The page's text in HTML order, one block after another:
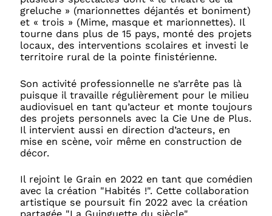
greluche » (marionnettes déjantés et boniment)
et « trois » (Mime, masque et marionnettes). Il
tourne dans plus de 15 pays, monté des projets
locaux, des interventions scolaires et investi le
territoire rural de la pointe finistérienne.
Son activité professionnelle ne s’arrête pas là
puisque il travaille régulièrement pour le milieu
audiovisuel en tant qu’acteur et monte toujours
des projets personnels avec la Cie Une de Plus.
Il intervient aussi en direction d’acteurs, en
mise en scène, voir même en construction de
décor.
Il rejoint le Grain en 2022 en tant que comédien
avec la création "Habités !". Cette collaboration
artistique se poursuit fin 2022 avec la création